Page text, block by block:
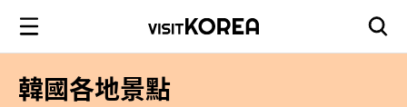
韓國各地景點